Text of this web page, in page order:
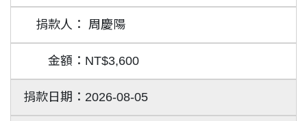
周慶陽
NT$3,600
2026-08-05